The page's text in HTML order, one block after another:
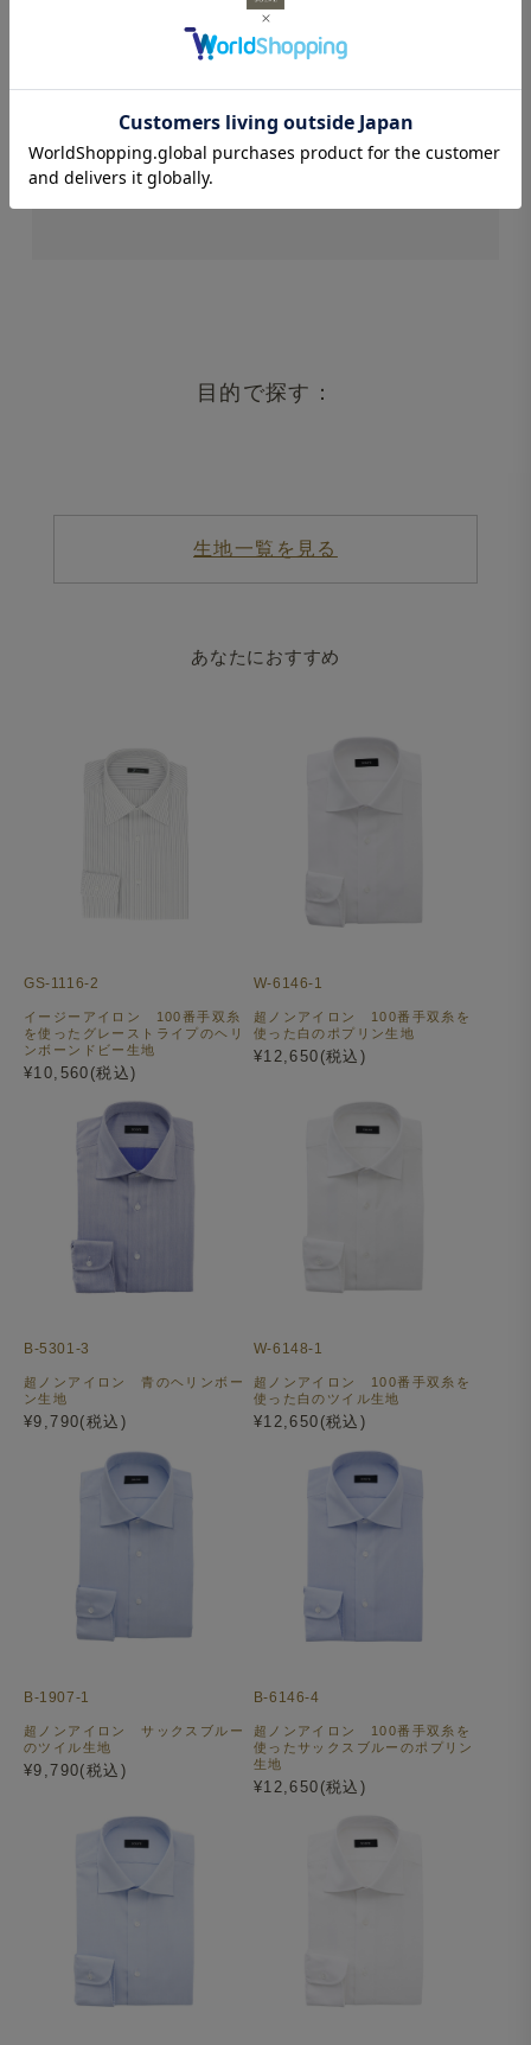
STAFF REVIEWS
スタッフレビュー
目的で探す：
生地一覧を見る
あなたにおすすめ
GS-1116-2
イージーアイロン 100番手双糸
を使ったグレーストライプのヘリ
ンボーンドビー生地
¥10,560(税込)
W-6146-1
超ノンアイロン 100番手双糸を
使った白のポプリン生地
¥12,650(税込)
B-5301-3
超ノンアイロン 青のヘリンボー
ン生地
¥9,790(税込)
W-6148-1
超ノンアイロン 100番手双糸を
使った白のツイル生地
¥12,650(税込)
B-1907-1
超ノンアイロン サックスブルー
のツイル生地
¥9,790(税込)
B-6146-4
超ノンアイロン 100番手双糸を
使ったサックスブルーのポプリン
生地
¥12,650(税込)